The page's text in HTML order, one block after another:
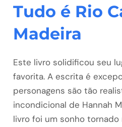
Tudo é Rio
Madeira
Este livro solidificou seu
favorita. A escrita é
personagens são tão
incondicional de Hannah
livro foi um sonho